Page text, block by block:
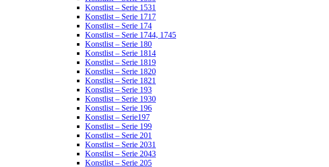
Konstlist – Serie 1531
Konstlist – Serie 1717
Konstlist – Serie 174
Konstlist – Serie 1744, 1745
Konstlist – Serie 180
Konstlist – Serie 1814
Konstlist – Serie 1819
Konstlist – Serie 1820
Konstlist – Serie 1821
Konstlist – Serie 193
Konstlist – Serie 1930
Konstlist – Serie 196
Konstlist – Serie197
Konstlist – Serie 199
Konstlist – Serie 201
Konstlist – Serie 2031
Konstlist – Serie 2043
Konstlist – Serie 205